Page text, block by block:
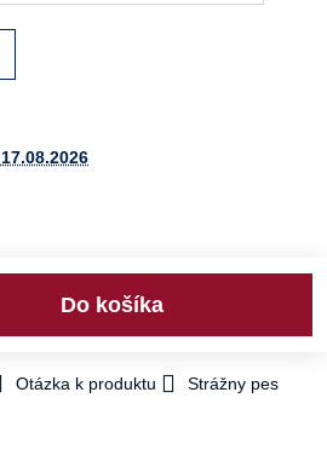
17.08.2026
Do košíka
Otázka k produktu
Strážny pes